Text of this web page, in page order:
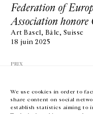
We use cookies in order to
share content on social
establish statistics aiming to
Federation of
Association
Art Basel, Bâle, Suisse
18 juin 2025
PRIX
GALERIE@CROUSEL.COM
HORAIRES D'OUVERTURE
DU MARDI AU VENDREDI
LE SAMEDI
EN FR 中文 Facebook